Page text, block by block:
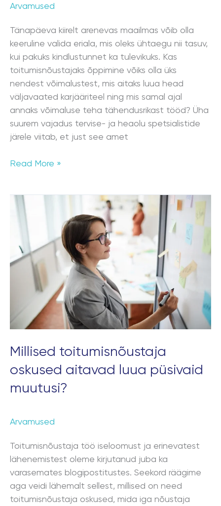
Arvamused
Tänapäeva kiirelt arenevas maailmas võib olla
keeruline valida eriala, mis oleks ühtaegu nii tasuv,
kui pakuks kindlustunnet ka tulevikuks. Kas
toitumisnõustajaks õppimine võiks olla üks
nendest võimalustest, mis aitaks luua head
väljavaated karjääriteel ning mis samal ajal
annaks võimaluse teha tähendusrikast tööd? Üha
suurem vajadus tervise- ja heaolu spetsialistide
järele viitab, et just see amet
Read More »
Millised toitumisnõustaja
oskused aitavad luua püsivaid
muutusi?
Arvamused
Toitumisnõustaja töö iseloomust ja erinevatest
lähenemistest oleme kirjutanud juba ka
varasemates blogipostitustes. Seekord räägime
aga veidi lähemalt sellest, millised on need
toitumisnõustaja oskused, mida iga nõustaja
Millised
toitumisnõustaja
aitavad
luua
püsivaid
muutusi?